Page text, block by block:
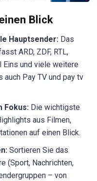
Blick
Hauptsender: Das
ARD, ZDF, RTL,
Eins und viele weitere
Pay TV und pay tv
Fokus: Die wichtigste
aus Filmen,
auf einen Blick.
Sortieren Sie das
(Sport, Nachrichten,
– von